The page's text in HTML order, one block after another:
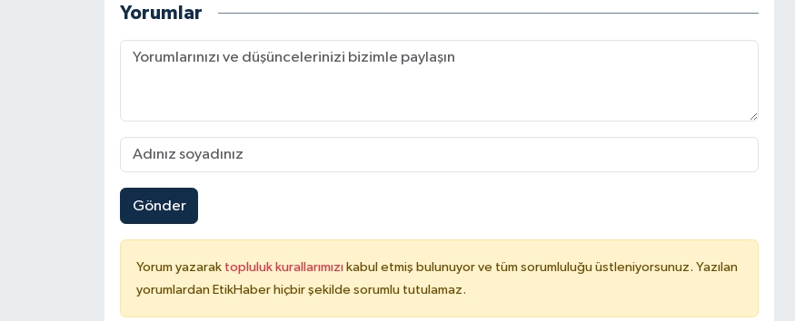
Yorumlar
Gönder
Yorum yazarak topluluk kurallarımızı kabul etmiş bulunuyor ve tüm sorumluluğu üstleniyorsunuz. Yazılan
yorumlardan EtikHaber hiçbir şekilde sorumlu tutulamaz.